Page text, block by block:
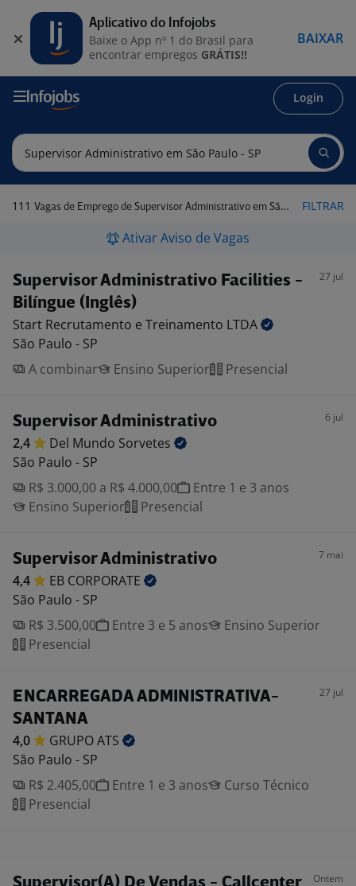
Login
111 Vagas de Emprego de Supervisor Administrativo em São Paulo - SP FILTRAR
Ativar Aviso de Vagas
Supervisor Administrativo Facilities -
Bilíngue (Inglês)
27 jul
Start Recrutamento e Treinamento LTDA
São Paulo - SP
A combinar
Ensino Superior Presencial
Supervisor Administrativo 6 jul
2,4 Del Mundo Sorvetes
São Paulo - SP
R$ 3.000,00 a R$ 4.000,00
Entre 1 e 3 anos
Ensino Superior
Presencial
Supervisor Administrativo 7 mai
4,4 EB CORPORATE
São Paulo - SP
R$ 3.500,00
Entre 3 e 5 anos
Ensino Superior
Presencial
ENCARREGADA ADMINISTRATIVA-
SANTANA
27 jul
4,0 GRUPOATS
São Paulo - SP
R$ 2.405,00
Entre 1 e 3 anos
Curso Técnico
Presencial
Ontem
Aplicativo do Infojobs
Baixe o App nº 1 do Brasil para
encontrar empregos GRÁTIS!!
BAIXAR